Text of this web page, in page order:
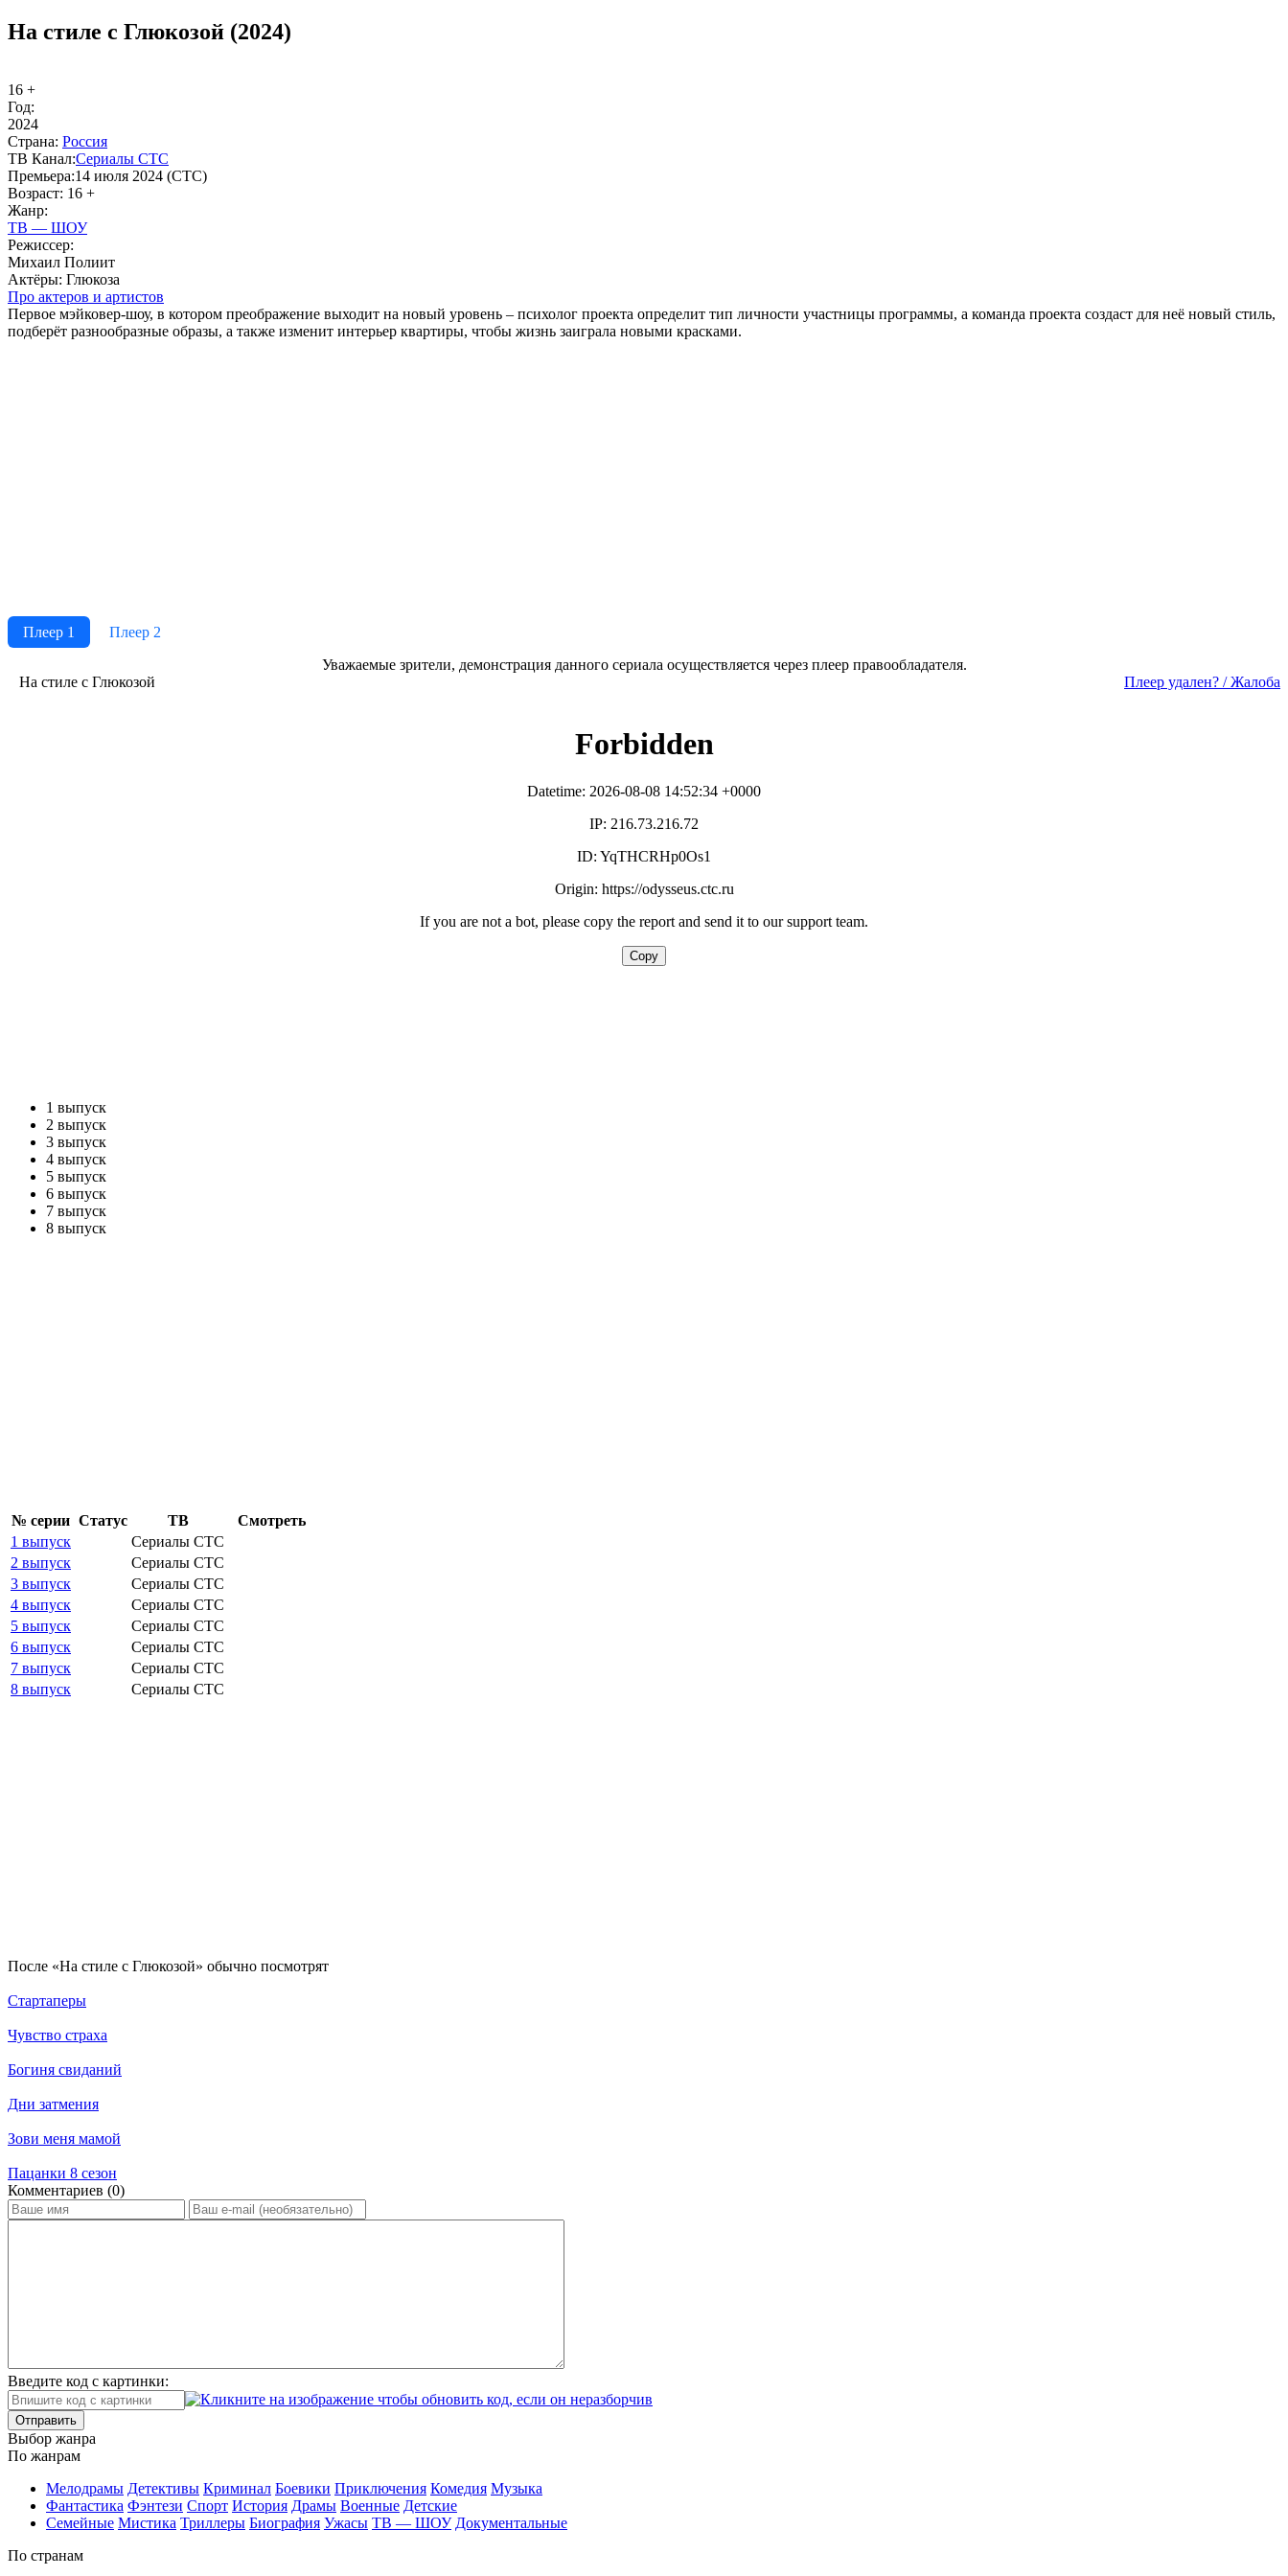
На стиле с Глюкозой (2024)
16 +
Год:
2024
Стра­на: Рос­сия
ТВ Ка­нал:Се­риа­лы СТС
Пре­мье­ра:14 июля 2024 (СТС)
Воз­раст: 16 +
Жанр:
ТВ — ШОУ
Ре­жис­сер:
Михаил Полиит
Ак­тё­ры: Глюкоза
Про ак­те­ров и ар­ти­стов
Первое мэйковер-шоу, в котором преображение выходит на новый уровень – психолог проекта определит тип личности участницы программы, а команда проекта создаст для неё новый стиль,
подберёт разнообразные образы, а также изменит интерьер квартиры, чтобы жизнь заиграла новыми красками.
Плеер 1
Плеер 2
Ува­жае­мые зри­те­ли, де­мон­ст­ра­ция дан­но­го се­риа­ла осу­ще­ст­в­ля­ет­ся че­рез пле­ер пра­во­об­ла­да­те­ля.
На стиле с Глюкозой
Пле­ер уда­лен? / Жа­ло­ба
1 выпуск
2 выпуск
3 выпуск
4 выпуск
5 выпуск
6 выпуск
7 выпуск
8 выпуск
№ се­рии Ста­тус ТВ
Смот­реть
1 выпуск
Сериалы СТС
2 выпуск
Сериалы СТС
3 выпуск
Сериалы СТС
4 выпуск
Сериалы СТС
5 выпуск
Сериалы СТС
6 выпуск
Сериалы СТС
7 выпуск
Сериалы СТС
8 выпуск
Сериалы СТС
По­сле «На стиле с Глюкозой» обыч­но по­смот­рят
Стартаперы
Чувство страха
Богиня свиданий
Дни затмения
Зови меня мамой
Пацанки 8 сезон
Ком­мен­та­ри­ев (0)
Введите код с картинки:
Отправить
Вы­бор жан­ра
По жан­рам
Ме­ло­дра­мы Де­тек­ти­вы Кри­ми­нал Бое­ви­ки При­клю­че­ния Ко­ме­дия Му­зы­ка
Фан­та­сти­ка Фэн­те­зи Спорт Ис­то­рия Дра­мы Во­ен­ные Дет­ские
Се­мей­ные Мис­ти­ка Трил­ле­ры Био­гра­фия Ужа­сы ТВ — ШОУ До­ку­мен­таль­ные
По стра­нам